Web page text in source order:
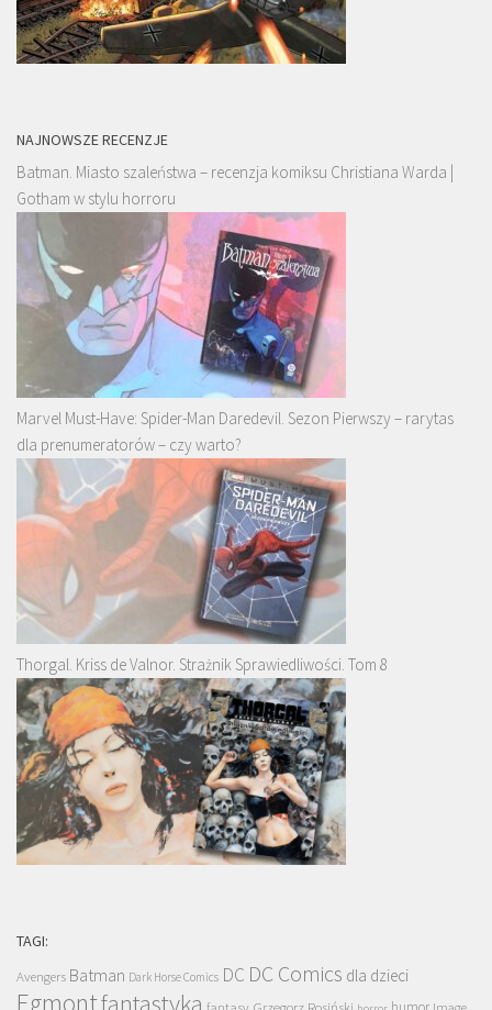
NAJNOWSZE RECENZJE
Batman. Miasto szaleństwa – recenzja komiksu Christiana Warda |
Gotham w stylu horroru
Marvel Must-Have: Spider-Man Daredevil. Sezon Pierwszy – rarytas
dla prenumeratorów – czy warto?
Thorgal. Kriss de Valnor. Strażnik Sprawiedliwości. Tom 8
TAGI:
Avengers Batman Dark Horse Comics DC DC Comics dla dzieci
Egmontfantastyka